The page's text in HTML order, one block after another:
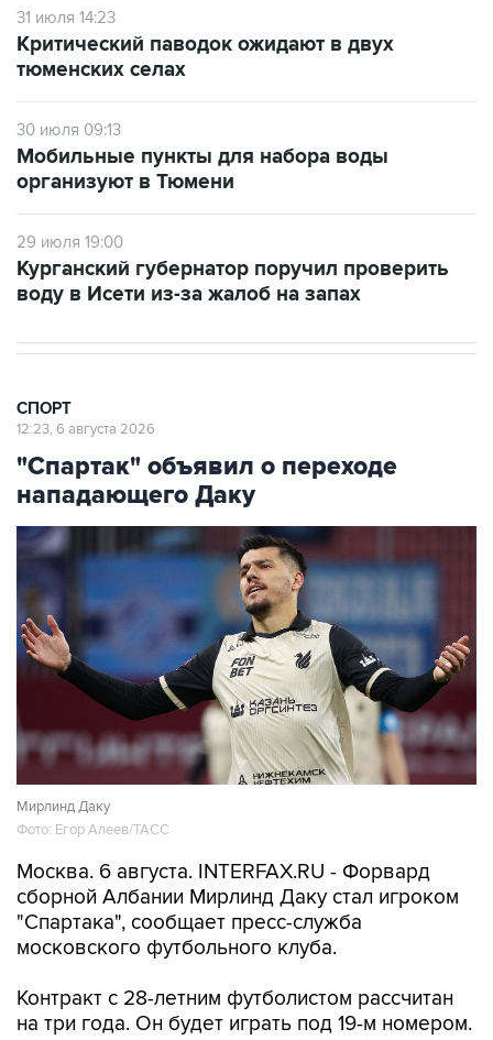
31 июля 14:23
Критический паводок ожидают в двух
тюменских селах
30 июля 09:13
Мобильные пункты для набора воды
организуют в Тюмени
29 июля 19:00
Курганский губернатор поручил проверить
воду в Исети из-за жалоб на запах
СПОРТ
12:23, 6 августа 2026
"Спартак" объявил о переходе
нападающего Даку
Мирлинд Даку
Фото: Егор Алеев/ТАСС
Москва. 6 августа. INTERFAX.RU - Форвард
сборной Албании Мирлинд Даку стал игроком
"Спартака", сообщает пресс-служба
московского футбольного клуба.
Контракт с 28-летним футболистом рассчитан
на три года. Он будет играть под 19-м номером.